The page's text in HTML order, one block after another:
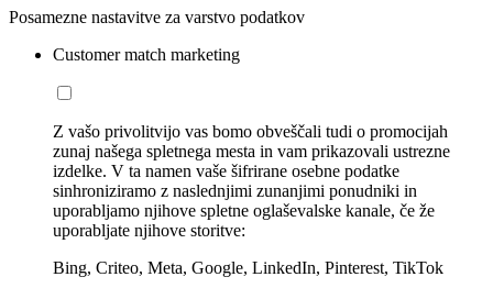
Posamezne nastavitve za varstvo podatkov
Customer match marketing
Z vašo privolitvijo vas bomo obveščali tudi o promocijah
zunaj našega spletnega mesta in vam prikazovali ustrezne
izdelke. V ta namen vaše šifrirane osebne podatke
sinhroniziramo z naslednjimi zunanjimi ponudniki in
uporabljamo njihove spletne oglaševalske kanale, če že
uporabljate njihove storitve:
Bing, Criteo, Meta, Google, LinkedIn, Pinterest, TikTok